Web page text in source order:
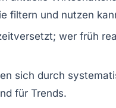
filtern und nutzen
wer früh
sich durch
für Trends.